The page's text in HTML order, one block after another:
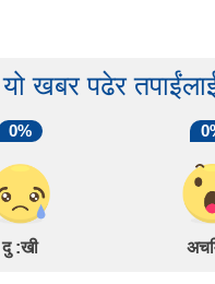
यो खबर पढेर
0%
दु :खी